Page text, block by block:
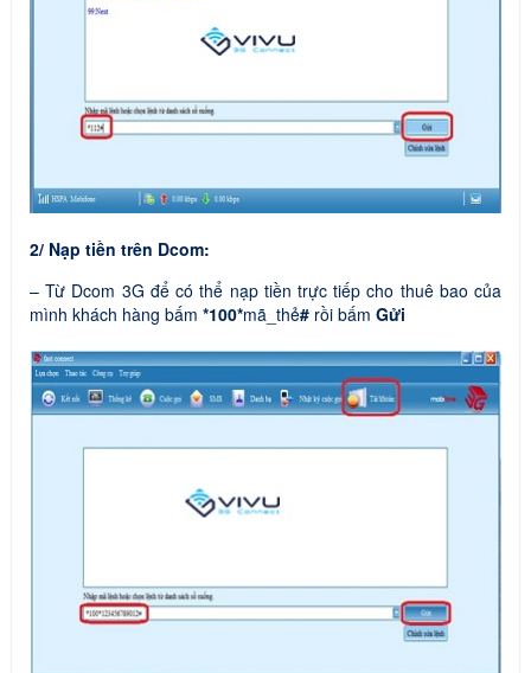
2/ Nạp tiền trên Dcom:
– Từ Dcom 3G để có thể nạp tiền trực tiếp cho thuê bao của
mình khách hàng bấm *100*mã_thẻ# rồi bấm Gửi